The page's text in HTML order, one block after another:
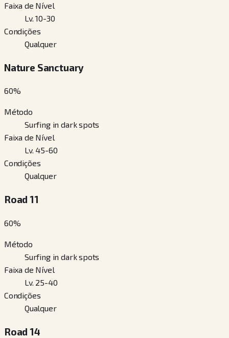
Faixa de Nível
Lv. 10-30
Condições
Qualquer
Nature Sanctuary
60%
Método
Surfing in dark spots
Faixa de Nível
Lv. 45-60
Condições
Qualquer
Road 11
60%
Método
Surfing in dark spots
Faixa de Nível
Lv. 25-40
Condições
Qualquer
Road 14